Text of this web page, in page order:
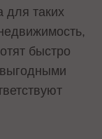
для таких
быстро